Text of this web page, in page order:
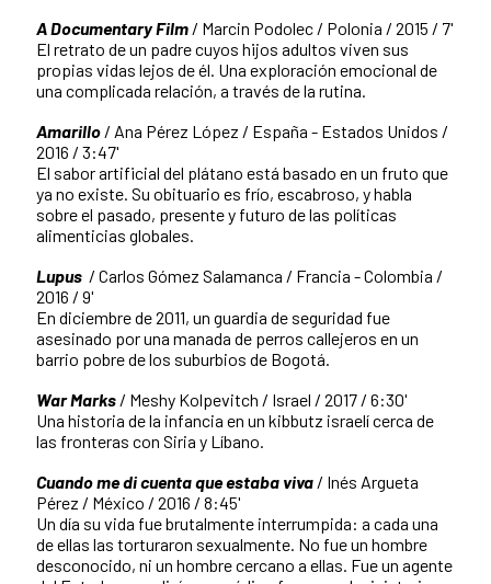
A Documentary Film / Marcin Podolec / Polonia / 2015 / 7'
El retrato de un padre cuyos hijos adultos viven sus
propias vidas lejos de él. Una exploración emocional de
una complicada relación, a través de la rutina.
Amarillo / Ana Pérez López / España - Estados Unidos /
2016 / 3:47'
El sabor artificial del plátano está basado en un fruto que
ya no existe. Su obituario es frío, escabroso, y habla
sobre el pasado, presente y futuro de las políticas
alimenticias globales.
Lupus / Carlos Gómez Salamanca / Francia - Colombia /
2016 / 9'
En diciembre de 2011, un guardia de seguridad fue
asesinado por una manada de perros callejeros en un
barrio pobre de los suburbios de Bogotá.
War Marks / Meshy Kolpevitch / Israel / 2017 / 6:30'
Una historia de la infancia en un kibbutz israelí cerca de
las fronteras con Siria y Líbano.
Cuando me di cuenta que estaba viva / Inés Argueta
Pérez / México / 2016 / 8:45'
Un día su vida fue brutalmente interrumpida: a cada una
de ellas las torturaron sexualmente. No fue un hombre
desconocido, ni un hombre cercano a ellas. Fue un agente